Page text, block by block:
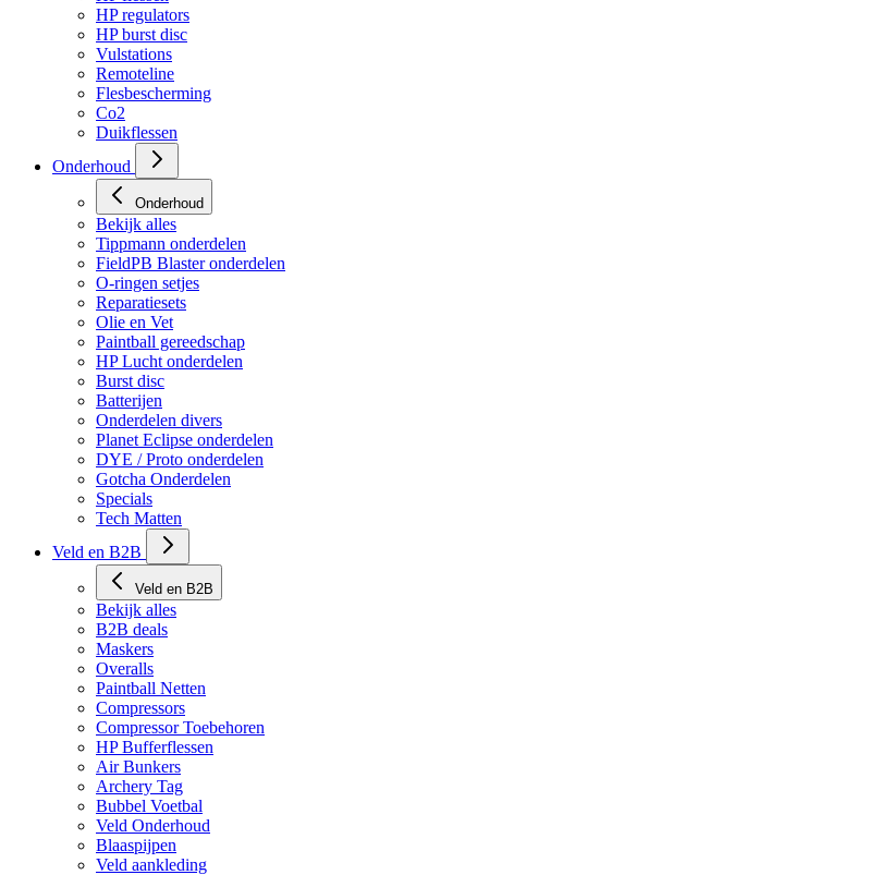
HP regulators
HP burst disc
Vulstations
Remoteline
Flesbescherming
Co2
Duikflessen
Onderhoud
Onderhoud
Bekijk alles
Tippmann onderdelen
FieldPB Blaster onderdelen
O-ringen setjes
Reparatiesets
Olie en Vet
Paintball gereedschap
HP Lucht onderdelen
Burst disc
Batterijen
Onderdelen divers
Planet Eclipse onderdelen
DYE / Proto onderdelen
Gotcha Onderdelen
Specials
Tech Matten
Veld en B2B
Veld en B2B
Bekijk alles
B2B deals
Maskers
Overalls
Paintball Netten
Compressors
Compressor Toebehoren
HP Bufferflessen
Air Bunkers
Archery Tag
Bubbel Voetbal
Veld Onderhoud
Blaaspijpen
Veld aankleding